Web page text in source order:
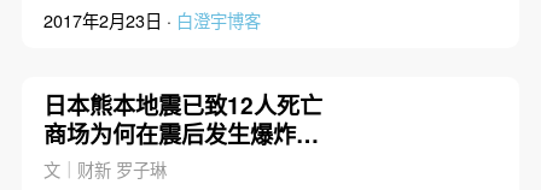
2017年2月23日 · 白澄宇博客
日本熊本地震已致12人死亡
商场为何在震后发生爆炸成
焦点
文｜财新 罗子琳